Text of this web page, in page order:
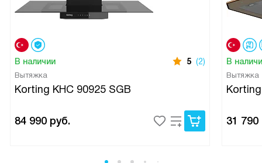
В наличии 5 (2)
Вытяжка
Korting KHC 90925 SGB
84 990 руб.
В
Вытяжка
31 790